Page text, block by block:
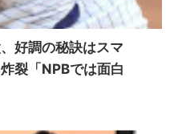
好調の秘訣はスマ
裂「NPBでは面白